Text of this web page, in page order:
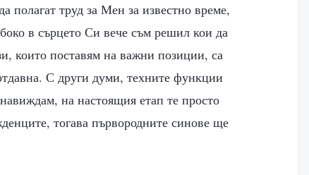
полагат труд за Мен за известно време,
в сърцето Си вече съм решил кои да
които поставям на важни позиции, са
С други думи, техните функции
на настоящия етап те просто
тогава първородните синове ще